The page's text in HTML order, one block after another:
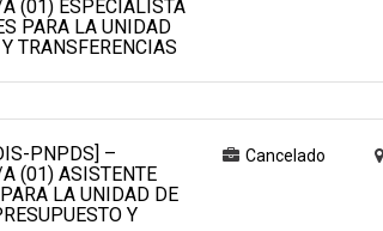
(01) ESPECIALISTA
PARA LA UNIDAD
TRANSFERENCIAS
PNPDS] –
(01) ASISTENTE
LA UNIDAD DE
Y
Cancelado